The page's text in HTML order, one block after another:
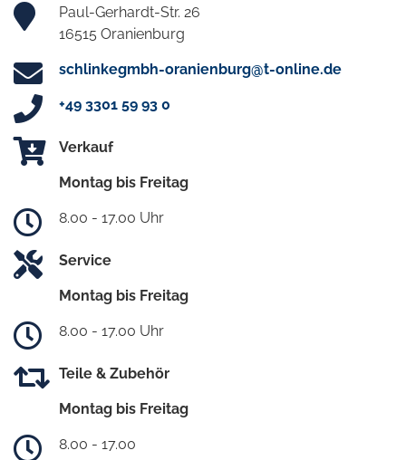
Paul-Gerhardt-Str. 26
16515 Oranienburg
schlinkegmbh-oranienburg@t-online.de
+49 3301 59 93 0
Verkauf
Montag bis Freitag
8.00 - 17.00 Uhr
Service
Montag bis Freitag
8.00 - 17.00 Uhr
Teile & Zubehör
Montag bis Freitag
8.00 - 17.00